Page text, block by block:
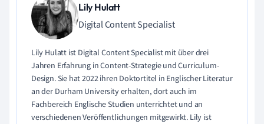
Lily Hulatt
Digital Content Specialist
Lily Hulatt ist Digital Content Specialist mit über drei
Jahren Erfahrung in Content-Strategie und Curriculum-
Design. Sie hat 2022 ihren Doktortitel in Englischer Literatur
an der Durham University erhalten, dort auch im
Fachbereich Englische Studien unterrichtet und an
verschiedenen Veröffentlichungen mitgewirkt. Lily ist